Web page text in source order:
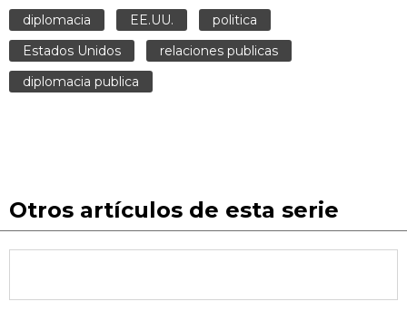
diplomacia EE.UU.
politica
Estados Unidos
relaciones publicas
diplomacia publica
Otros artículos de esta serie